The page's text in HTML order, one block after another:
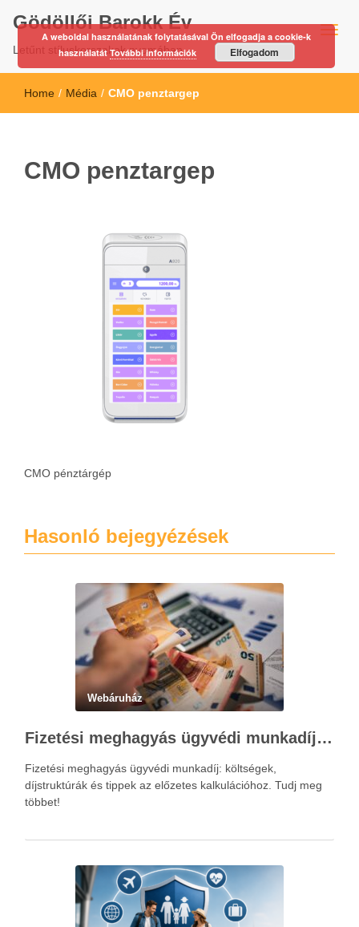
Gödöllői Barokk Év
Letűnt stíluskorszakok nyomában…
Home / Média / CMO penztargep
CMO penztargep
CMO pénztárgép
Hasonló bejegyézések
Webáruház
Fizetési meghagyás ügyvédi munkadíja: teljes költségvetési útmutató
Fizetési meghagyás ügyvédi munkadíj: költségek,
díjstruktúrák és tippek az előzetes kalkulációhoz. Tudj meg
többet!
A weboldal használatának folytatásával Ön elfogadja a cookie-k
használatátTovábbi információk Elfogadom